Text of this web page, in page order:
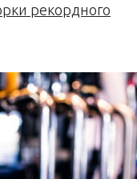
рекордного